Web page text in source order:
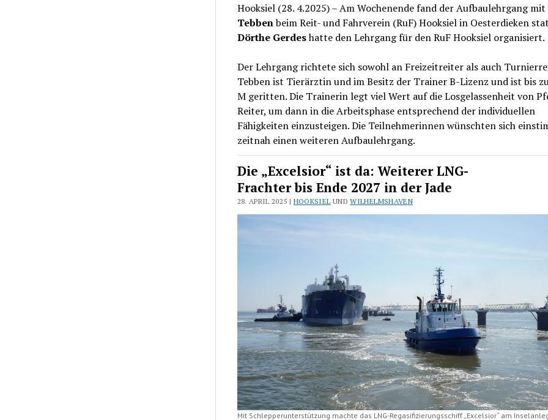
Hooksiel (28. 4.2025) – Am Wochenende fand der Aufbaulehrgang mit
Tebbenbeim Reit- und Fahrverein (RuF) Hooksiel in Oesterdieken
Dörthe Gerdeshatte den Lehrgang für den RuF Hooksiel organisiert.
Der Lehrgang richtete sich sowohl an Freizeitreiter als auch
Tebben ist Tierärztin und im Besitz der Trainer B-Lizenz und ist bis
M geritten. Die Trainerin legt viel Wert auf die Losgelassenheit von
Reiter, um dann in die Arbeitsphase entsprechend der individuellen
Fähigkeiten einzusteigen. Die Teilnehmerinnen wünschten sich
zeitnah einen weiteren Aufbaulehrgang.
Die „Excelsior“ ist da: Weiterer LNG-
Frachter bis Ende 2027 in der Jade
28. APRIL 2025 | HOOKSIEL UNDWILHELMSHAVEN
Mit Schlepperunterstützung machte das LNG-Regasifizierungsschiff „Excelsior“ am